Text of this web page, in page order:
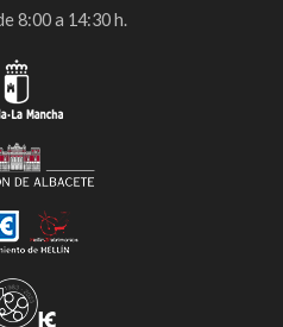
8:00 a 14:30 h.